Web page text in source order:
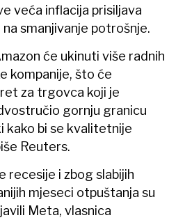
veća inflacija prisiljava
smanjivanje potrošnje.
će ukinuti više radnih
kompanije, što će
za trgovca koji je
gornju granicu
kako bi se kvalitetnije
Reuters.
recesije i zbog slabijih
mjeseci otpuštanja su
Meta, vlasnica